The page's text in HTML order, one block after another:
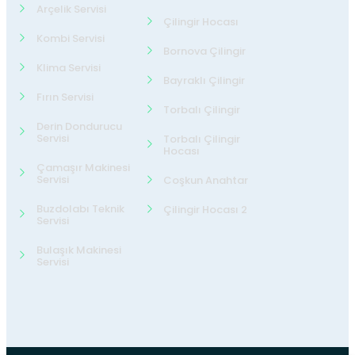
Arçelik Servisi
Kombi Servisi
Klima Servisi
Fırın Servisi
Derin Dondurucu
Servisi
Çamaşır Makinesi
Servisi
Buzdolabı Teknik
Servisi
Bulaşık Makinesi
Servisi
Çilingir Hocası
Bornova Çilingir
Bayraklı Çilingir
Torbalı Çilingir
Torbalı Çilingir
Hocası
Coşkun Anahtar
Çilingir Hocası 2